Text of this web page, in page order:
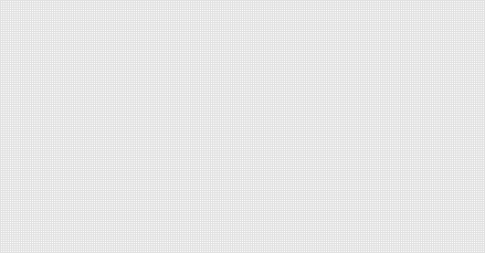
実
施
は